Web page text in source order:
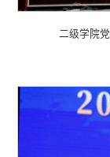
二级学院